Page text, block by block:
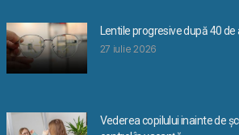
Lentile progresive după 40
27 iulie 2026
Vederea copilului inainte de